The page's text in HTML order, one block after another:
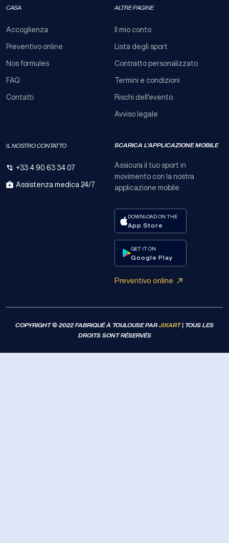
CASA
Accoglienza
Preventivo online
Nos formules
FAQ
Contatti
ALTRE PAGINE
Il mio conto
Lista degli sport
Contratto personalizzato
Termini e condizioni
Rischi dell'evento
Avviso legale
IL NOSTRO CONTATTO
+33 4 90 63 34 07
Assistenza medica 24/7
SCARICA L'APPLICAZIONE MOBILE
Assicura il tuo sport in
movimento con la nostra
applicazione mobile​
DOWNLOAD ON THE
App Store
GET IT ON
Google Play
Preventivo online
COPYRIGHT © 2022 FABRIQUÉ À TOULOUSE PARJIXART| TOUS LES
DROITS SONT RÉSERVÉS